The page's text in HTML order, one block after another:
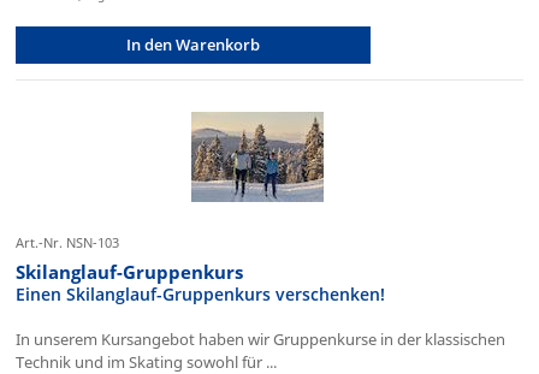
In den Warenkorb
Art.-Nr. NSN-103
Skilanglauf-Gruppenkurs
Einen Skilanglauf-Gruppenkurs verschenken!
In unserem Kursangebot haben wir Gruppenkurse in der klassischen
Technik und im Skating sowohl für ...